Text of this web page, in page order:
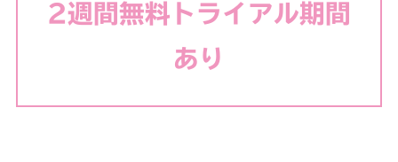
2週間無料トライアル期間
あり